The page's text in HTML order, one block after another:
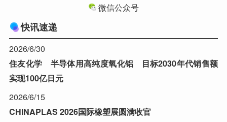
微信公众号
快讯速递
2026/6/30
住友化学 半导体用高纯度氧化铝 目标2030年代销售额
实现100亿日元
2026/6/15
CHINAPLAS 2026国际橡塑展圆满收官